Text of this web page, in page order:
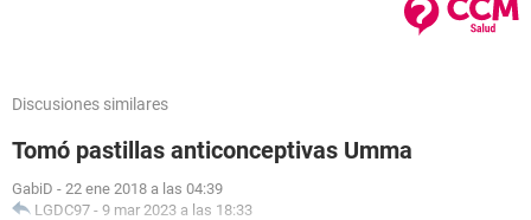
Discusiones similares
Tomó pastillas anticonceptivas Umma
GabiD - 22 ene 2018 a las 04:39
LGDC97 - 9 mar 2023 a las 18:33